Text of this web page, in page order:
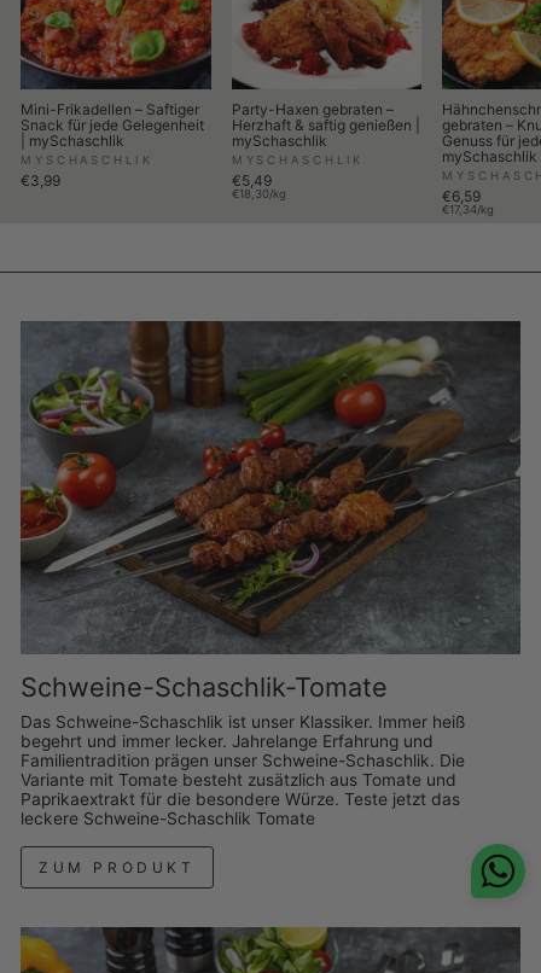
Mini-Frikadellen – Saftiger
Snack für jede Gelegenheit
| mySchaschlik
MYSCHASCHLIK
€3,99
Party-Haxen gebraten –
Herzhaft & saftig genießen |
mySchaschlik
MYSCHASCHLIK
€5,49
€18,30/kg
gebraten –
Genuss für
mySchaschlik
€6,59
€17,34/kg
Schweine-Schaschlik-Tomate
Das Schweine-Schaschlik ist unser Klassiker. Immer heiß
begehrt und immer lecker. Jahrelange Erfahrung und
Familientradition prägen unser Schweine-Schaschlik. Die
Variante mit Tomate besteht zusätzlich aus Tomate und
Paprikaextrakt für die besondere Würze. Teste jetzt das
leckere Schweine-Schaschlik Tomate
ZUM PRODUKT